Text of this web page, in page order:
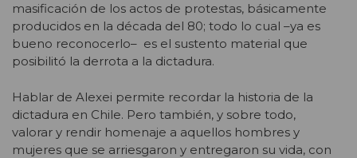
masificación de los actos de protestas, básicamente
producidos en la década del 80; todo lo cual –ya es
bueno reconocerlo– es el sustento material que
posibilitó la derrota a la dictadura.
Hablar de Alexei permite recordar la historia de la
dictadura en Chile. Pero también, y sobre todo,
valorar y rendir homenaje a aquellos hombres y
mujeres que se arriesgaron y entregaron su vida, con